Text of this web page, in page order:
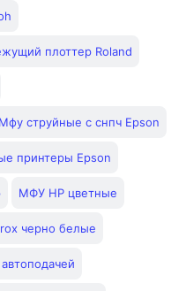
плоттер Roland
Мфу струйные с снпч Epson
принтеры Epson
МФУ HP цветные
черно белые